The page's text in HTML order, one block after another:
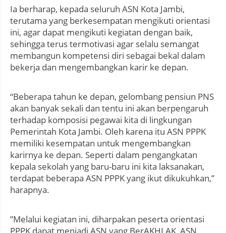
Ia berharap, kepada seluruh ASN Kota Jambi,
terutama yang berkesempatan mengikuti orientasi
ini, agar dapat mengikuti kegiatan dengan baik,
sehingga terus termotivasi agar selalu semangat
membangun kompetensi diri sebagai bekal dalam
bekerja dan mengembangkan karir ke depan.
“Beberapa tahun ke depan, gelombang pensiun PNS
akan banyak sekali dan tentu ini akan berpengaruh
terhadap komposisi pegawai kita di lingkungan
Pemerintah Kota Jambi. Oleh karena itu ASN PPPK
memiliki kesempatan untuk mengembangkan
karirnya ke depan. Seperti dalam pengangkatan
kepala sekolah yang baru-baru ini kita laksanakan,
terdapat beberapa ASN PPPK yang ikut dikukuhkan,”
harapnya.
”Melalui kegiatan ini, diharpakan peserta orientasi